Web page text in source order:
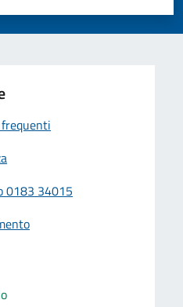
su 5
5
0183 34015